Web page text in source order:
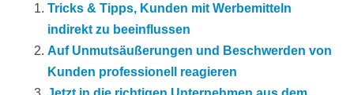
Tricks & Tipps, Kunden mit Werbemitteln
indirekt zu beeinflussen
Auf Unmutsäußerungen und Beschwerden von
Kunden professionell reagieren